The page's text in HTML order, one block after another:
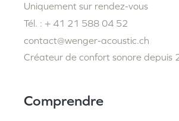
Uniquement sur rendez-vous
Tél. : + 41 21 588 04 52
contact@wenger-acoustic.ch
Créateur de confort sonore depuis
Comprendre